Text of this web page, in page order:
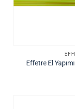
Effetre El